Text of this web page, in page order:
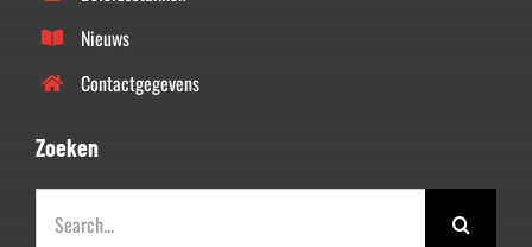
Nieuws
Contactgegevens
Zoeken
naar: